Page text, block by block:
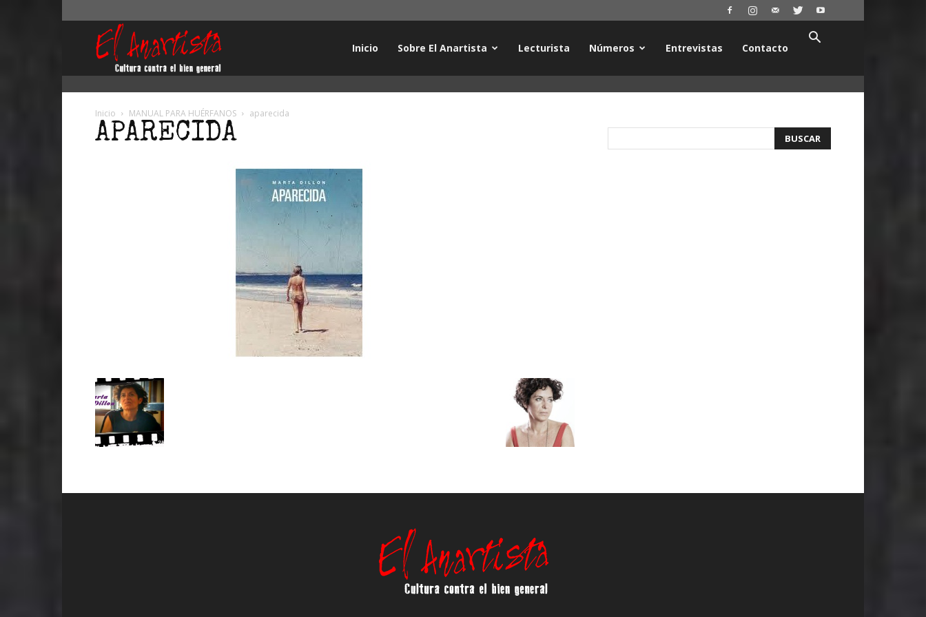
Inicio Sobre El Anartista Lecturista Números Entrevistas Contacto
Inicio MANUAL PARA HUÉRFANOS aparecida
APARECIDA